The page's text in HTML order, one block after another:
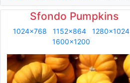
Sfondo Pumpkins
1024x768 1152x864
1280x1024
1600x1200